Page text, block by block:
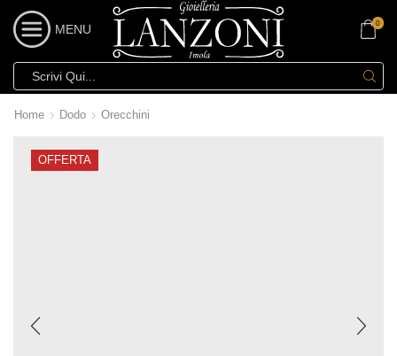
MENU 0
Home Dodo Orecchini
OFFERTA